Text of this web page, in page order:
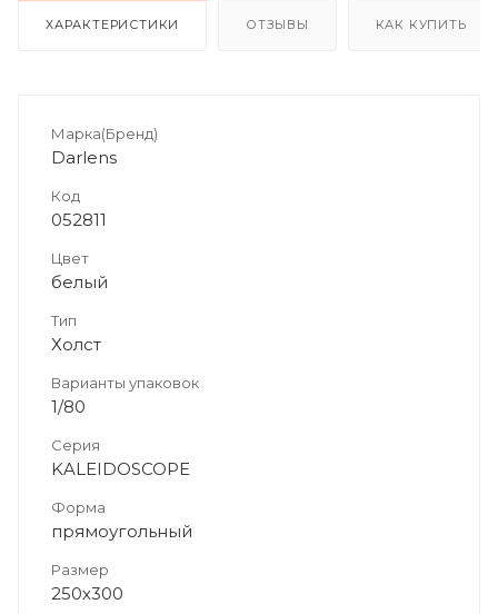
ХАРАКТЕРИСТИКИ ОТЗЫВЫ КАК КУПИТЬ
Марка(Бренд)
Darlens
Код
052811
Цвет
белый
Тип
Холст
Варианты упаковок
1/80
Серия
KALEIDOSCOPE
Форма
прямоугольный
Размер
250х300